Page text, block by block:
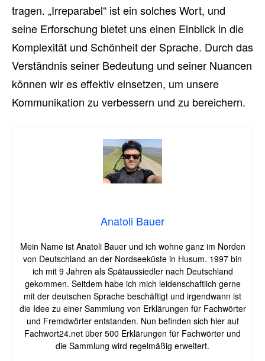
tragen. „Irreparabel“ ist ein solches Wort, und
seine Erforschung bietet uns einen Einblick in die
Komplexität und Schönheit der Sprache. Durch das
Verständnis seiner Bedeutung und seiner Nuancen
können wir es effektiv einsetzen, um unsere
Kommunikation zu verbessern und zu bereichern.
Anatoli Bauer
Mein Name ist Anatoli Bauer und ich wohne ganz im Norden
von Deutschland an der Nordseeküste in Husum. 1997 bin
ich mit 9 Jahren als Spätaussiedler nach Deutschland
gekommen. Seitdem habe ich mich leidenschaftlich gerne
mit der deutschen Sprache beschäftigt und irgendwann ist
die Idee zu einer Sammlung von Erklärungen für Fachwörter
und Fremdwörter entstanden. Nun befinden sich hier auf
Fachwort24.net über 500 Erklärungen für Fachwörter und
die Sammlung wird regelmäßig erweitert.